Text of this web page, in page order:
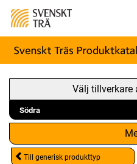
Välj tillverkare
Till generisk produkttyp